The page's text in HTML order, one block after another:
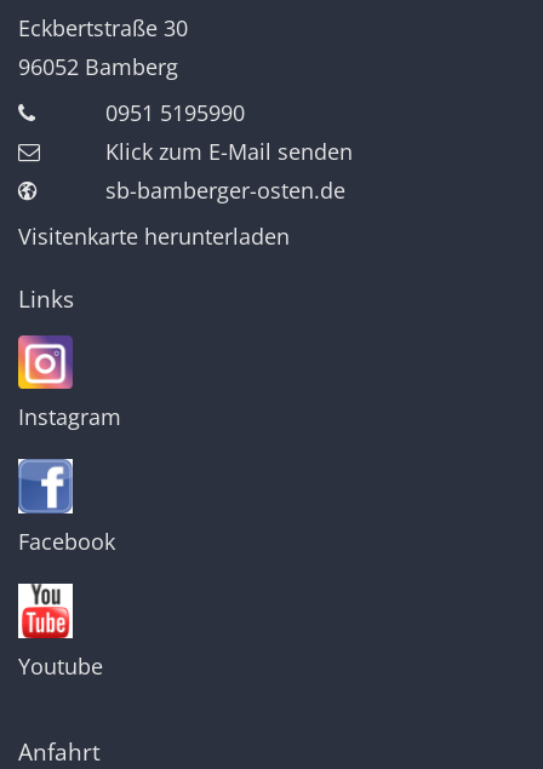
Eckbertstraße 30
96052 Bamberg
0951 5195990
Klick zum E-Mail senden
sb-bamberger-osten.de
Visitenkarte herunterladen
Links
Instagram
Facebook
Youtube
Anfahrt